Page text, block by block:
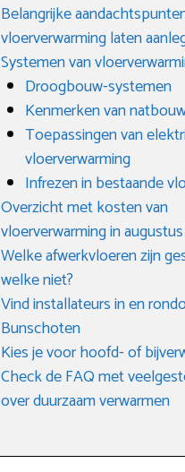
Belangrijke
vloerverwarming laten
Systemen van
Droogbouw-systemen
Kenmerken van
Toepassingen van
vloerverwarming
Infrezen in bestaande
Overzicht met kosten van
vloerverwarming in
Welke afwerkvloeren zijn
welke niet?
Vind installateurs in en
Bunschoten
Kies je voor hoofd- of
Check de FAQ met
over duurzaam verwarmen